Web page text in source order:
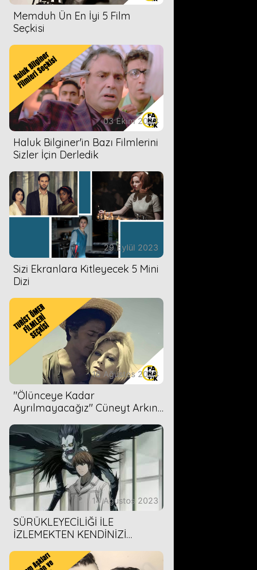
Memduh Ün En İyi 5 Film
Seçkisi
03 Ekim 2023
Haluk Bilginer'in Bazı Filmlerini
Sizler İçin Derledik
29 Eylül 2023
Sizi Ekranlara Kitleyecek 5 Mini
Dizi
16 Ağustos 2023
''Ölünceye Kadar
Ayrılmayacağız'' Cüneyt Arkın-
14 Ağustos 2023
SÜRÜKLEYECİLİĞİ İLE
İZLEMEKTEN KENDİNİZİ
ÖNERİMİZ